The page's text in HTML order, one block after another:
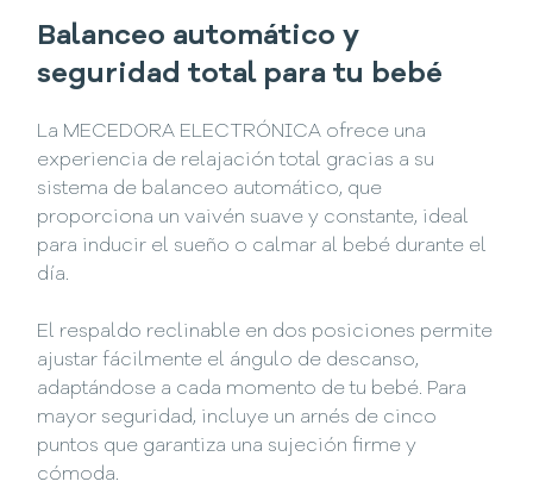
Balanceo automático y
seguridad total para tu bebé
La MECEDORA ELECTRÓNICA ofrece una
experiencia de relajación total gracias a su
sistema de balanceo automático, que
proporciona un vaivén suave y constante, ideal
para inducir el sueño o calmar al bebé durante el
día.
El respaldo reclinable en dos posiciones permite
ajustar fácilmente el ángulo de descanso,
adaptándose a cada momento de tu bebé. Para
mayor seguridad, incluye un arnés de cinco
puntos que garantiza una sujeción firme y
cómoda.